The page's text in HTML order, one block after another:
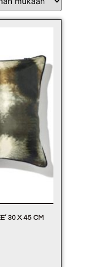
30 X 45 CM